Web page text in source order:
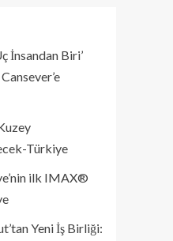
İnsandan Biri’
Türkiye
ilk IMAX®
Yeni İş Birliği: